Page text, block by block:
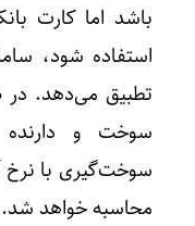
باشد اما کارت
استفاده شود،
تطبیق می‌دهد.
سوخت و دارنده
محاسبه خواهد شد.